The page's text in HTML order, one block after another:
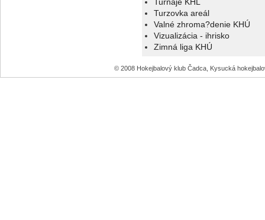
Turzovka areál
Valné zhroma?denie KHÚ
Vizualizácia - ihrisko
Zimná liga KHÚ
© 2008 Hokejbalový klub Čadca, Kysucká